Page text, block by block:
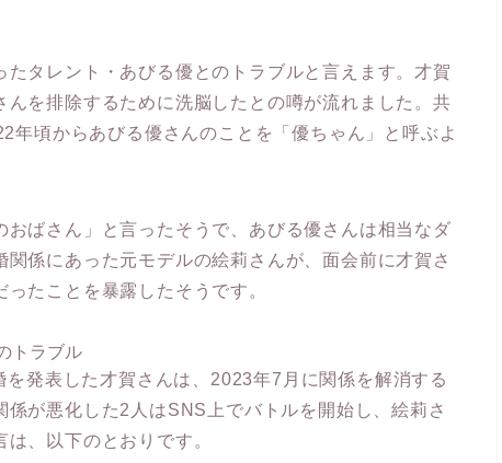
タレント・あびる優とのトラブルと言えます。才賀
を排除するために洗脳したとの噂が流れました。共
年頃からあびる優さんのことを「優ちゃん」と呼ぶよ
ばさん」と言ったそうで、あびる優さんは相当なダ
係にあった元モデルの絵莉さんが、面会前に才賀さ
たことを暴露したそうです。
トラブル
発表した才賀さんは、2023年7月に関係を解消する
係が悪化した2人はSNS上でバトルを開始し、絵莉さ
、以下のとおりです。